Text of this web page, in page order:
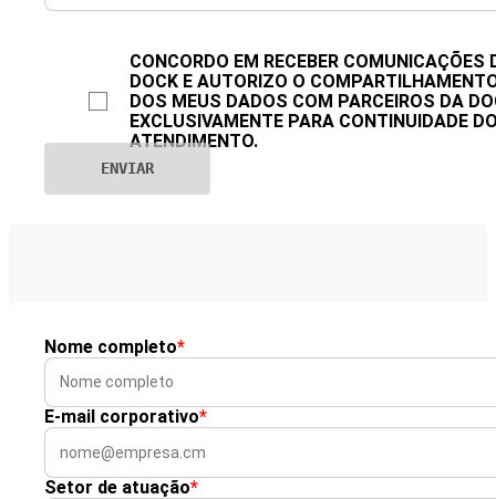
CONCORDO EM RECEBER COMUNICAÇÕES
DOCK E AUTORIZO O
DOS MEUS DADOS COM PARCEIROS DA
EXCLUSIVAMENTE PARA CONTINUIDADE
ATENDIMENTO.
Nome completo*
E-mail corporativo*
Setor de atuação*